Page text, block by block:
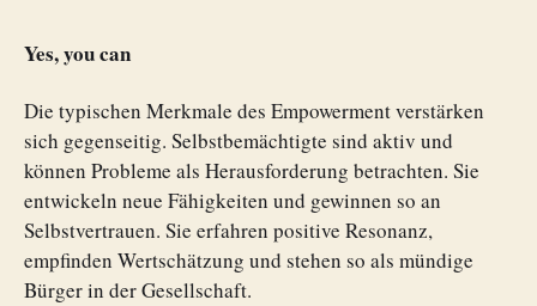
Yes, you can
Die typischen Merkmale des Empowerment verstärken
sich gegenseitig. Selbstbemächtigte sind aktiv und
können Probleme als Herausforderung betrachten. Sie
entwickeln neue Fähigkeiten und gewinnen so an
Selbstvertrauen. Sie erfahren positive Resonanz,
empfinden Wertschätzung und stehen so als mündige
Bürger in der Gesellschaft.